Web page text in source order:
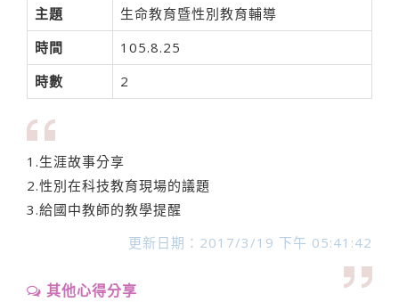
主題
生命教育暨性別教育輔導
時間
105.8.25
時數
2
1.生涯故事分享
2.性別在科技教育現場的議題
3.給國中教師的教學提醒
更新日期：2017/3/19 下午 05:41:42
其他心得分享